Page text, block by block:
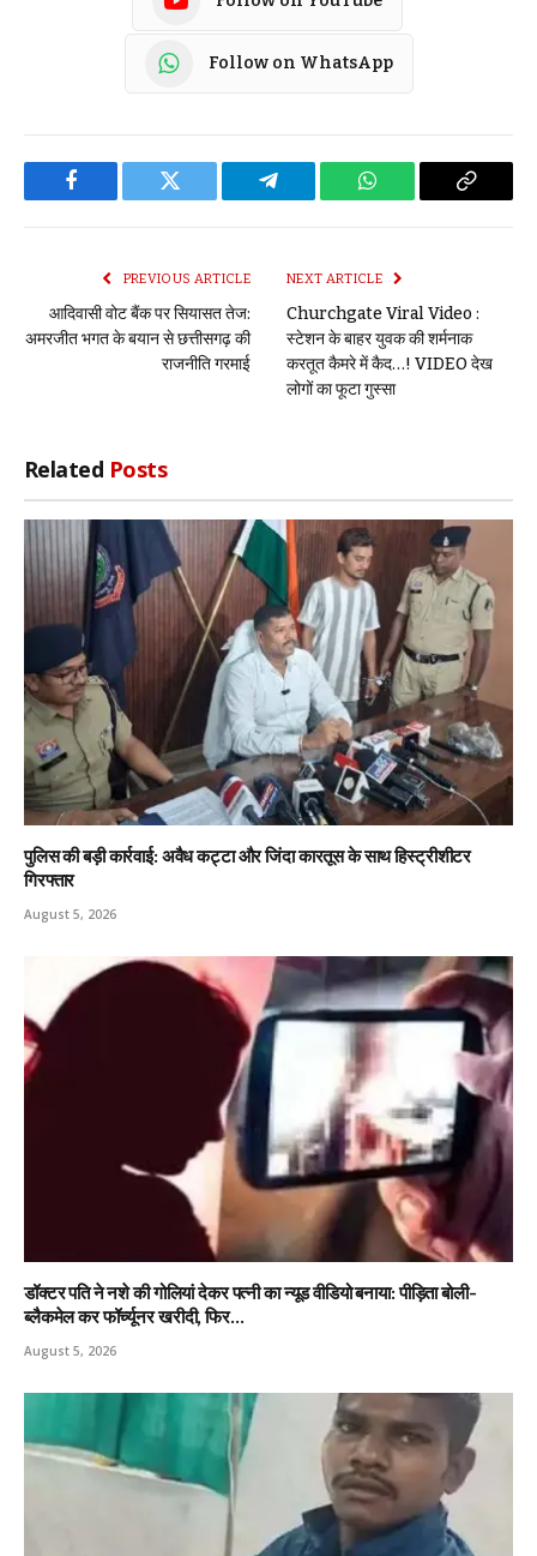
Follow on WhatsApp
Facebook Twitter Telegram WhatsApp Copy
PREVIOUS ARTICLE
आदिवासी वोट बैंक पर सियासत तेज:
अमरजीत भगत के बयान से छत्तीसगढ़ की
राजनीति गरमाई
NEXT ARTICLE
Churchgate Viral Video :
स्टेशन के बाहर युवक की शर्मनाक
करतूत कैमरे में कैद…! VIDEO देख
लोगों का फूटा गुस्सा
Related Posts
पुलिस की बड़ी कार्रवाई: अवैध कट्टा और जिंदा कारतूस के साथ हिस्ट्रीशीटर
गिरफ्तार
August 5, 2026
डॉक्टर पति ने नशे की गोलियां देकर पत्नी का न्यूड वीडियो बनाया: पीड़िता बोली-
ब्लैकमेल कर फॉर्च्यूनर खरीदी, फिर…
August 5, 2026